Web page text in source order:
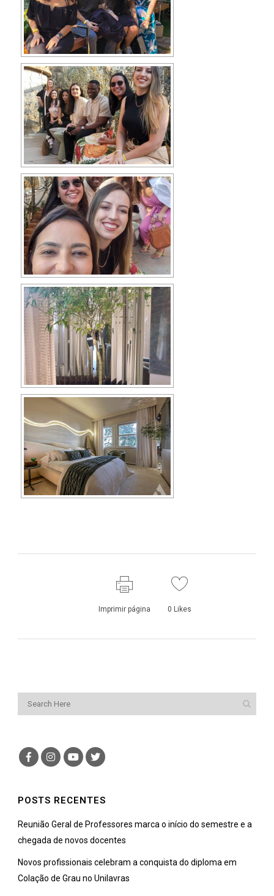
Imprimir página 0 Likes
POSTS RECENTES
Reunião Geral de Professores marca o início do semestre e a
chegada de novos docentes
Novos profissionais celebram a conquista do diploma em
Colação de Grau no Unilavras